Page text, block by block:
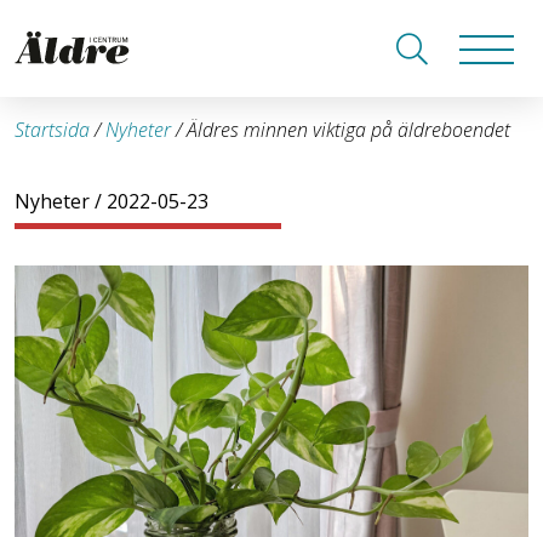
Startsida/Nyheter/Äldres minnen viktiga på äldreboendet
Nyheter/ 2022-05-23